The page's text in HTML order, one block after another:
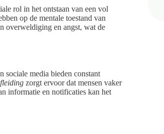
rol in het ontstaan van een vol
op de mentale toestand van
overweldiging en angst, wat de
sociale media bieden constant
zorgt ervoor dat mensen vaker
informatie en notificaties kan het